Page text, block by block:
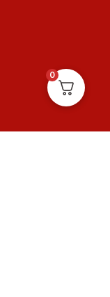
0